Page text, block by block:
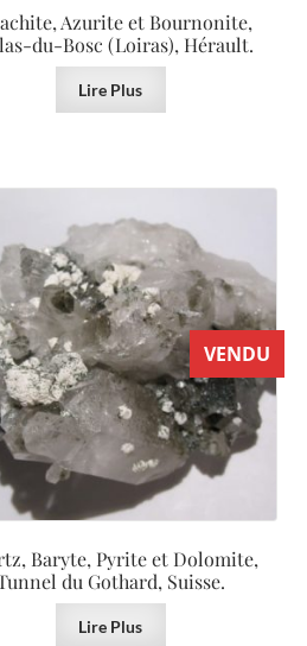
Azurite et Bournonite,
du-Bosc (Loiras), Hérault.
Lire Plus
VENDU
Baryte, Pyrite et Dolomite,
du Gothard, Suisse.
Lire Plus